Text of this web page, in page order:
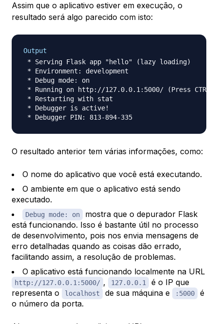
Assim que o aplicativo estiver em execução, o
resultado será algo parecido com isto:
Output
* Serving Flask app "hello" (lazy loading)
* Environment: development
* Debug mode: on
* Running on http://127.0.0.1:5000/ (Press
* Restarting with stat
* Debugger is active!
O resultado anterior tem várias informações, como:
O nome do aplicativo que você está executando.
O ambiente em que o aplicativo está sendo
executado.
Debug mode: on
​​​ mostra que o depurador Flask
está funcionando. Isso é bastante útil no processo
de desenvolvimento, pois nos envia mensagens de
erro detalhadas quando as coisas dão errado,
facilitando assim, a resolução de problemas.
O aplicativo está funcionando localmente na URL
http://127.0.0.1:5000/ , 127.0.0.1
é o IP que
representa o
localhost de sua máquina e :5000
é
o número da porta.